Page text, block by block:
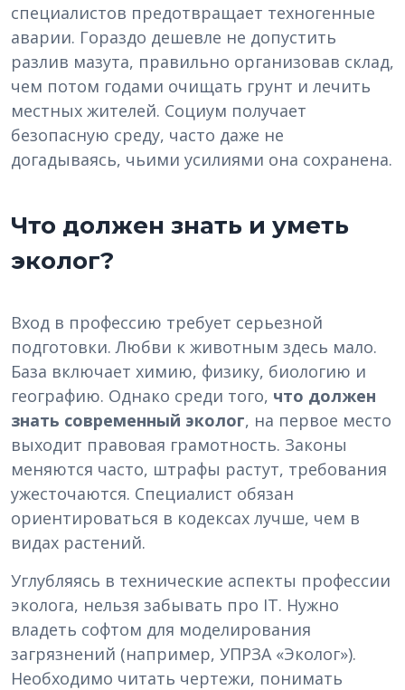
специалистов предотвращает техногенные
аварии. Гораздо дешевле не допустить
разлив мазута, правильно организовав склад,
чем потом годами очищать грунт и лечить
местных жителей. Социум получает
безопасную среду, часто даже не
догадываясь, чьими усилиями она сохранена.
Что должен знать и уметь
эколог?
Вход в профессию требует серьезной
подготовки. Любви к животным здесь мало.
База включает химию, физику, биологию и
географию. Однако среди того, что должен
знать современный эколог, на первое место
выходит правовая грамотность. Законы
меняются часто, штрафы растут, требования
ужесточаются. Специалист обязан
ориентироваться в кодексах лучше, чем в
видах растений.
Углубляясь в технические аспекты профессии
эколога, нельзя забывать про IT. Нужно
владеть софтом для моделирования
загрязнений (например, УПРЗА «Эколог»).
Необходимо читать чертежи, понимать